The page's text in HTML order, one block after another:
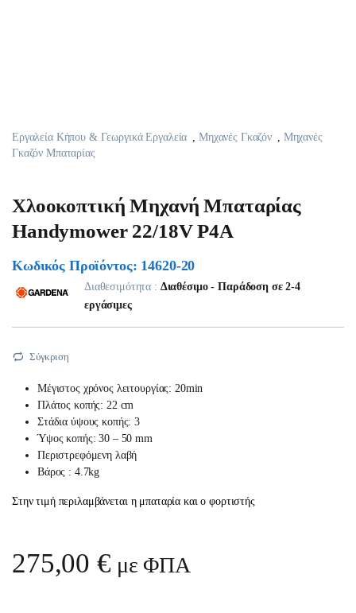
Εργαλεία Κήπου & Γεωργικά Εργαλεία Μηχανές Γκαζόν
Μηχανές
Γκαζόν Μπαταρίας
Χλοοκοπτική Μηχανή Μπαταρίας
Handymower 22/18V P4A
Κωδικός Προϊόντος: 14620-20
Διαθεσιμότητα : Διαθέσιμο - Παράδοση σε 2-4
εργάσιμες
Σύγκριση
Μέγιστος χρόνος λειτουργίας: 20min
Πλάτος κοπής: 22 cm
Στάδια ύψους κοπής: 3
Ύψος κοπής: 30 – 50 mm
Περιστρεφόμενη λαβή
Βάρος : 4.7kg
Στην τιμή περιλαμβάνεται η μπαταρία και ο φορτιστής
275,00€ με ΦΠΑ